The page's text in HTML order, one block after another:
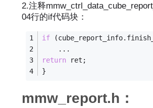
2.注释
04行的if代码块：
if
    ...
return ret;
}
mmw_report.h：